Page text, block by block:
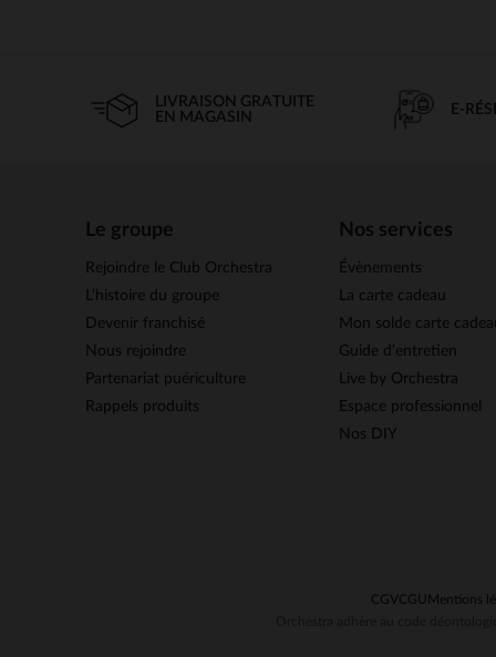
LIVRAISON GRATUITE
EN MAGASIN
E-
Le groupe
Rejoindre le Club Orchestra
L’histoire du groupe
Devenir franchisé
Nous rejoindre
Partenariat puériculture
Rappels produits
Nos services
Évènements
La carte cadeau
Mon solde carte
Guide d'entretien
Live by Orchestra
Espace professionnel
Nos DIY
CGVCGU Mentions